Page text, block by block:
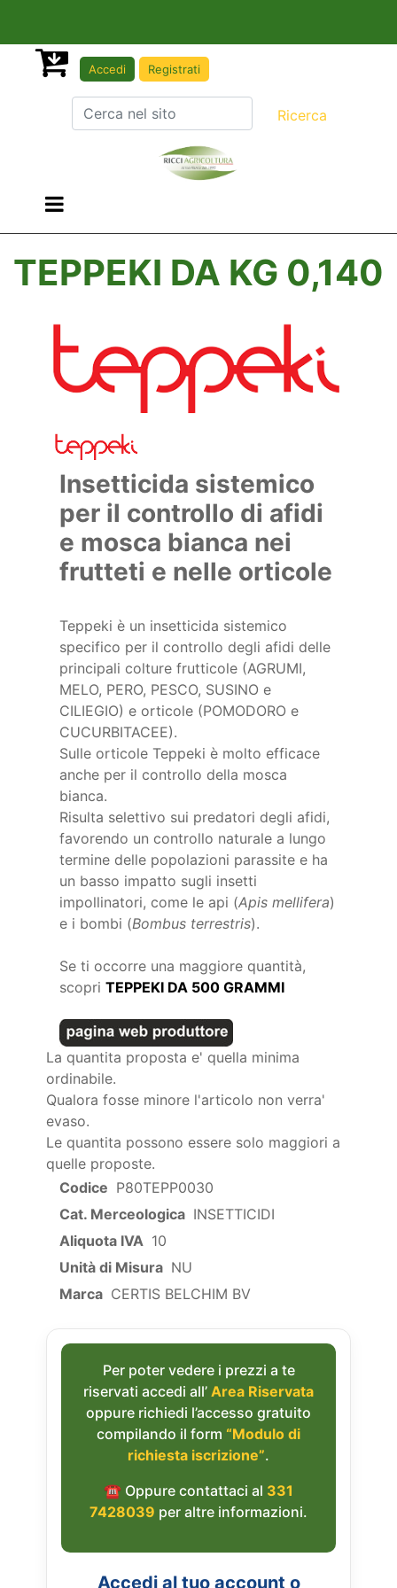
Accedi Registrati
Open menu
TEPPEKI DA KG 0,140
Insetticida sistemico
per il controllo di afidi
e mosca bianca nei
frutteti e nelle orticole
Teppeki è un insetticida sistemico
specifico per il controllo degli afidi delle
principali colture frutticole (AGRUMI,
MELO, PERO, PESCO, SUSINO e
CILIEGIO) e orticole (POMODORO e
CUCURBITACEE).
Sulle orticole Teppeki è molto efficace
anche per il controllo della mosca
bianca.
Risulta selettivo sui predatori degli afidi,
favorendo un controllo naturale a lungo
termine delle popolazioni parassite e ha
un basso impatto sugli insetti
impollinatori, come le api (Apis mellifera)
e i bombi (Bombus terrestris).
Se ti occorre una maggiore quantità,
scopriTEPPEKI DA 500 GRAMMI
La quantita proposta e' quella minima
ordinabile.
Qualora fosse minore l'articolo non verra'
evaso.
Le quantita possono essere solo maggiori a
quelle proposte.
Codice P80TEPP0030
Cat. Merceologica INSETTICIDI
Aliquota IVA 10
Unità di Misura NU
Marca CERTIS BELCHIM BV
Per poter vedere i prezzi a te
riservati accedi all’ Area Riservata
oppure richiedi l’accesso gratuito
compilando il form “Modulo di
richiesta iscrizione”.
☎︎ Oppure contattaci al 331
7428039 per altre informazioni.
Accedi al tuo account o